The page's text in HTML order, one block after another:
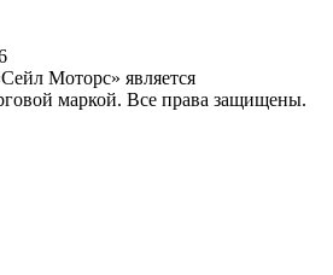
Моторс» является
маркой. Все права защищены.